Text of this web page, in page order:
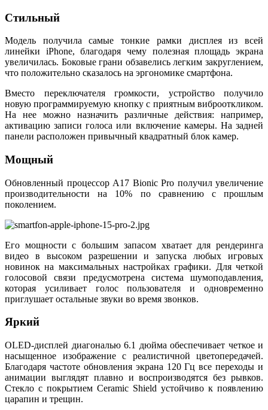
Стильный
Модель получила самые тонкие рамки дисплея из всей
линейки iPhone, благодаря чему полезная площадь экрана
увеличилась. Боковые грани обзавелись легким закруглением,
что положительно сказалось на эргономике смартфона.
Вместо переключателя громкости, устройство получило
новую программируемую кнопку с приятным виброоткликом.
На нее можно назначить различные действия: например,
активацию записи голоса или включение камеры. На задней
панели расположен привычный квадратный блок камер.
Мощный
Обновленный процессор A17 Bionic Pro получил увеличение
производительности на 10% по сравнению с прошлым
поколением.
Его мощности с большим запасом хватает для рендеринга
видео в высоком разрешении и запуска любых игровых
новинок на максимальных настройках графики. Для четкой
голосовой связи предусмотрена система шумоподавления,
которая усиливает голос пользователя и одновременно
приглушает остальные звуки во время звонков.
Яркий
OLED-дисплей диагональю 6.1 дюйма обеспечивает четкое и
насыщенное изображение с реалистичной цветопередачей.
Благодаря частоте обновления экрана 120 Гц все переходы и
анимации выглядят плавно и воспроизводятся без рывков.
Стекло с покрытием Ceramic Shield устойчиво к появлению
царапин и трещин.